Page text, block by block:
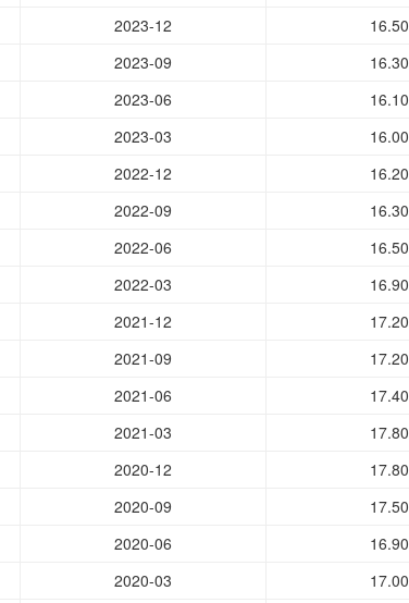
2023-12
16.50
2023-09
16.30
2023-06
16.10
2023-03
16.00
2022-12
16.20
2022-09
16.30
2022-06
16.50
2022-03
16.90
2021-12
17.20
2021-09
17.20
2021-06
17.40
2021-03
17.80
2020-12
17.80
2020-09
17.50
2020-06
16.90
2020-03
17.00